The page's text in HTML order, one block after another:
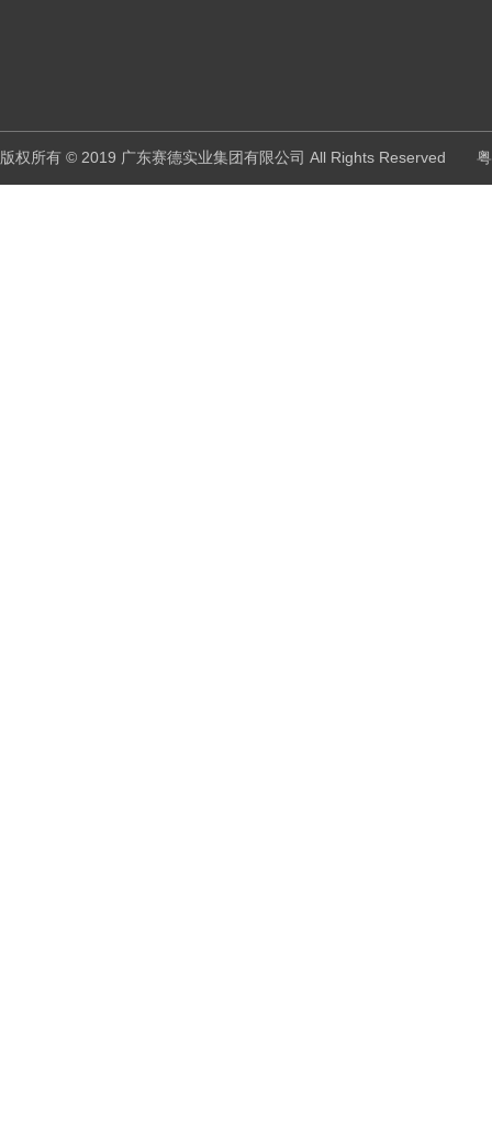
版权所有 © 2019 广东赛德实业集团有限公司 All Rights Reserved